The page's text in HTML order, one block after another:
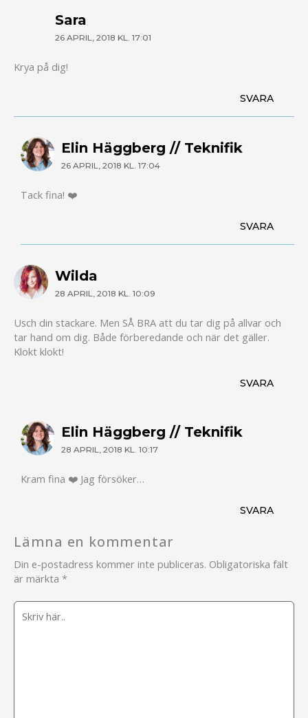
Sara
26 APRIL, 2018 KL. 17:01
Krya på dig!
SVARA
Elin Häggberg // Teknifik
26 APRIL, 2018 KL. 17:04
Tack fina! ❤️
SVARA
Wilda
28 APRIL, 2018 KL. 10:09
Usch din stackare. Men SÅ BRA att du tar dig på allvar och
tar hand om dig. Både förberedande och när det gäller.
Klokt klokt!
SVARA
Elin Häggberg // Teknifik
28 APRIL, 2018 KL. 10:17
Kram fina ❤️ Jag försöker…
SVARA
Lämna en kommentar
Din e-postadress kommer inte publiceras. Obligatoriska fält
är märkta *
Skriv
här..